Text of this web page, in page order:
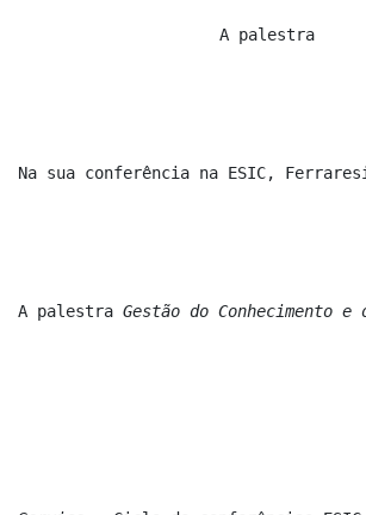
A palestra
Na sua conferência na ESIC,
A palestra Gestão do Conhecimento